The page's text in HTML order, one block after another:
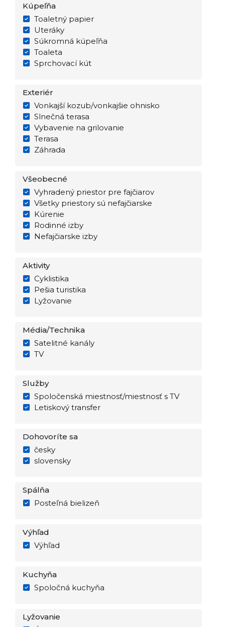
Kúpeľňa
Toaletný papier
Uteráky
Súkromná kúpeľňa
Toaleta
Sprchovací kút
Exteriér
Vonkajší kozub/vonkajšie ohnisko
Slnečná terasa
Vybavenie na grilovanie
Terasa
Záhrada
Všeobecné
Vyhradený priestor pre fajčiarov
Všetky priestory sú nefajčiarske
Kúrenie
Rodinné izby
Nefajčiarske izby
Aktivity
Cyklistika
Pešia turistika
Lyžovanie
Média/Technika
Satelitné kanály
TV
Služby
Spoločenská miestnosť/miestnosť s TV
Letiskový transfer
Dohovoríte sa
česky
slovensky
Spálňa
Posteľná bielizeň
Výhľad
Výhľad
Kuchyňa
Spoločná kuchyňa
Lyžovanie